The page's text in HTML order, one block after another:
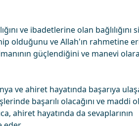
ve ibadetlerine olan bağlılığını
olduğunu ve Allah'ın rahmetine
güçlendiğini ve manevi
ve ahiret hayatında başarıya
başarılı olacağını ve maddi
ahiret hayatında da sevaplarının